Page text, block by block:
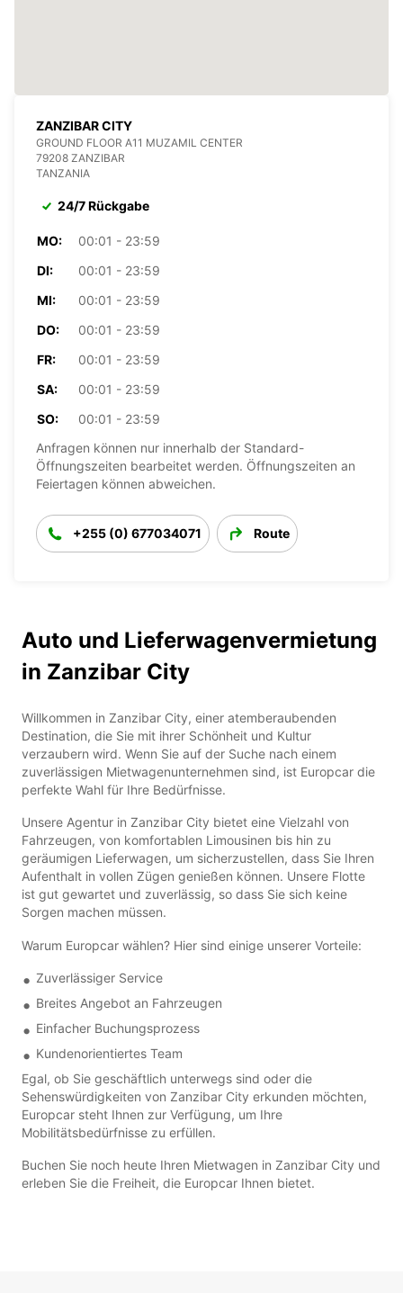
ZANZIBAR CITY
GROUND FLOOR A11 MUZAMIL CENTER
79208 ZANZIBAR
TANZANIA
24/7 Rückgabe
MO:
00:01 - 23:59
DI:
00:01 - 23:59
MI:
00:01 - 23:59
DO:
00:01 - 23:59
FR:
00:01 - 23:59
SA:
00:01 - 23:59
SO:
00:01 - 23:59
Anfragen können nur innerhalb der Standard-
Öffnungszeiten bearbeitet werden. Öffnungszeiten an
Feiertagen können abweichen.
+255 (0) 677034071 Route
Auto und Lieferwagenvermietung
in Zanzibar City
Willkommen in Zanzibar City, einer atemberaubenden
Destination, die Sie mit ihrer Schönheit und Kultur
verzaubern wird. Wenn Sie auf der Suche nach einem
zuverlässigen Mietwagenunternehmen sind, ist Europcar die
perfekte Wahl für Ihre Bedürfnisse.
Unsere Agentur in Zanzibar City bietet eine Vielzahl von
Fahrzeugen, von komfortablen Limousinen bis hin zu
geräumigen Lieferwagen, um sicherzustellen, dass Sie Ihren
Aufenthalt in vollen Zügen genießen können. Unsere Flotte
ist gut gewartet und zuverlässig, so dass Sie sich keine
Sorgen machen müssen.
Warum Europcar wählen? Hier sind einige unserer Vorteile:
Zuverlässiger Service
Breites Angebot an Fahrzeugen
Einfacher Buchungsprozess
Kundenorientiertes Team
Egal, ob Sie geschäftlich unterwegs sind oder die
Sehenswürdigkeiten von Zanzibar City erkunden möchten,
Europcar steht Ihnen zur Verfügung, um Ihre
Mobilitätsbedürfnisse zu erfüllen.
Buchen Sie noch heute Ihren Mietwagen in Zanzibar City und
erleben Sie die Freiheit, die Europcar Ihnen bietet.